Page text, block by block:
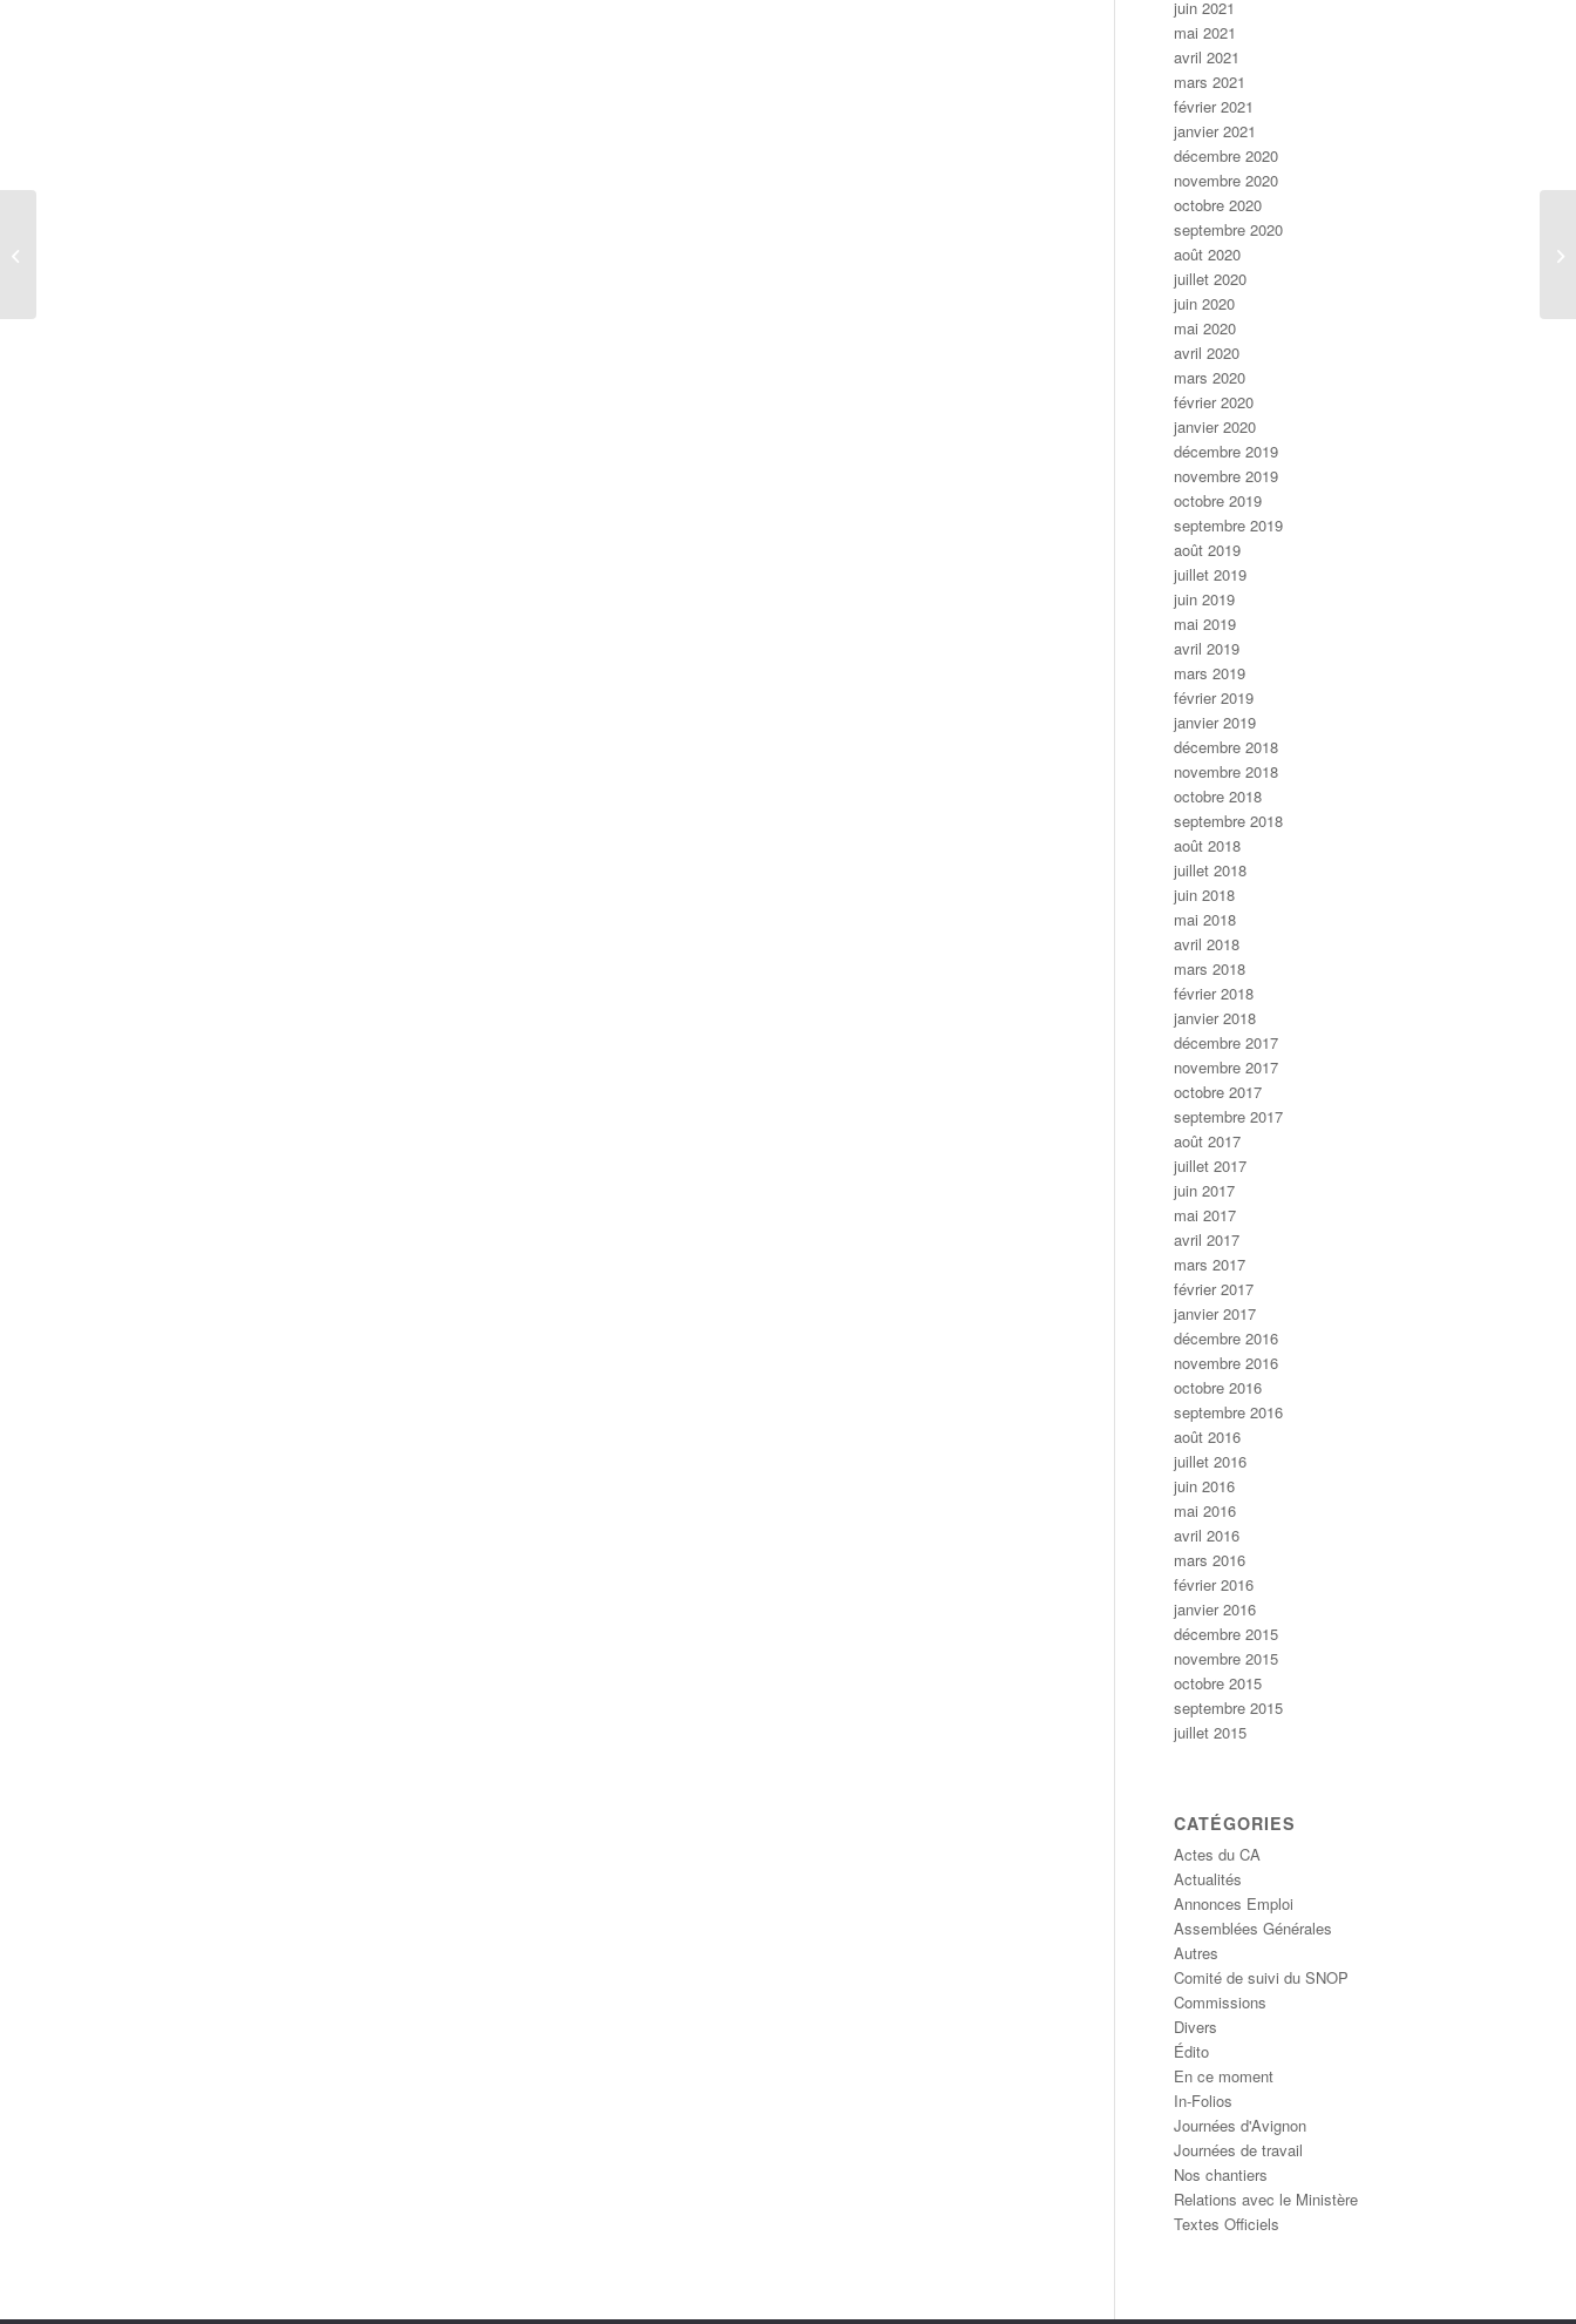
juin 2021
mai 2021
avril 2021
mars 2021
février 2021
janvier 2021
décembre 2020
novembre 2020
octobre 2020
septembre 2020
août 2020
juillet 2020
juin 2020
mai 2020
avril 2020
mars 2020
février 2020
janvier 2020
décembre 2019
novembre 2019
octobre 2019
septembre 2019
août 2019
juillet 2019
juin 2019
mai 2019
avril 2019
mars 2019
février 2019
janvier 2019
décembre 2018
novembre 2018
octobre 2018
septembre 2018
août 2018
juillet 2018
juin 2018
mai 2018
avril 2018
mars 2018
février 2018
janvier 2018
décembre 2017
novembre 2017
octobre 2017
septembre 2017
août 2017
juillet 2017
juin 2017
mai 2017
avril 2017
mars 2017
février 2017
janvier 2017
décembre 2016
novembre 2016
octobre 2016
septembre 2016
août 2016
juillet 2016
juin 2016
mai 2016
avril 2016
mars 2016
février 2016
janvier 2016
décembre 2015
novembre 2015
octobre 2015
septembre 2015
juillet 2015
CATÉGORIES
Actes du CA
Actualités
Annonces Emploi
Assemblées Générales
Autres
Comité de suivi du SNOP
Commissions
Divers
Édito
En ce moment
In-Folios
Journées d'Avignon
Journées de travail
Nos chantiers
Relations avec le Ministère
Textes Officiels